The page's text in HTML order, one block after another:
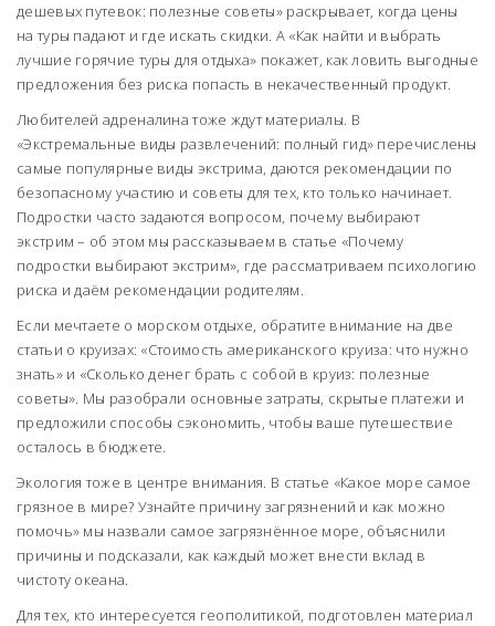
дешевых путевок: полезные советы» раскрывает, когда цены
на туры падают и где искать скидки. А «Как найти и выбрать
лучшие горячие туры для отдыха» покажет, как ловить выгодные
предложения без риска попасть в некачественный продукт.
Любителей адреналина тоже ждут материалы. В
«Экстремальные виды развлечений: полный гид» перечислены
самые популярные виды экстрима, даются рекомендации по
безопасному участию и советы для тех, кто только начинает.
Подростки часто задаются вопросом, почему выбирают
экстрим – об этом мы рассказываем в статье «Почему
подростки выбирают экстрим», где рассматриваем психологию
риска и даём рекомендации родителям.
Если мечтаете о морском отдыхе, обратите внимание на две
статьи о круизах: «Стоимость американского круиза: что нужно
знать» и «Сколько денег брать с собой в круиз: полезные
советы». Мы разобрали основные затраты, скрытые платежи и
предложили способы сэкономить, чтобы ваше путешествие
осталось в бюджете.
Экология тоже в центре внимания. В статье «Какое море самое
грязное в мире? Узнайте причину загрязнений и как можно
помочь» мы назвали самое загрязнённое море, объяснили
причины и подсказали, как каждый может внести вклад в
чистоту океана.
Для тех, кто интересуется геополитикой, подготовлен материал